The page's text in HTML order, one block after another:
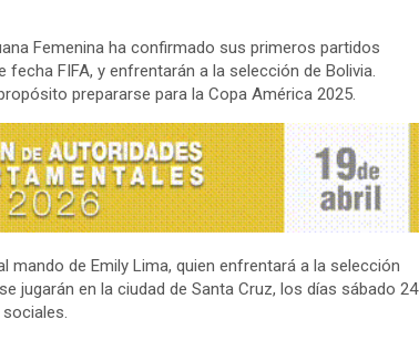
Femenina ha confirmado sus primeros partidos
FIFA, y enfrentarán a la selección de Bolivia.
prepararse para la Copa América 2025.
mando de Emily Lima, quien enfrentará a la selección
jugarán en la ciudad de Santa Cruz, los días sábado 24